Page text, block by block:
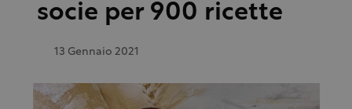
socie per 900 ricette
13 Gennaio 2021